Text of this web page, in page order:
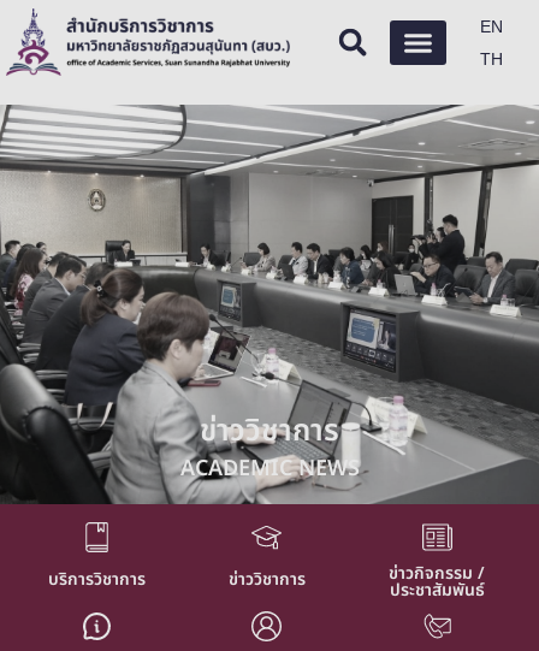
EN
TH
ข่าววิชาการ
ACADEMIC NEWS
บริการวิชาการ ข่าววิชาการ ข่าวกิจกรรม /
ประชาสัมพันธ์